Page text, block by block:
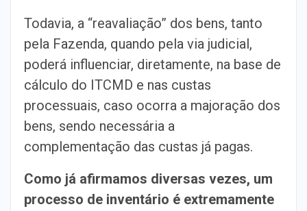
Todavia, a “reavaliação” dos bens, tanto
pela Fazenda, quando pela via judicial,
poderá influenciar, diretamente, na base de
cálculo do ITCMD e nas custas
processuais, caso ocorra a majoração dos
bens, sendo necessária a
complementação das custas já pagas.
Como já afirmamos diversas vezes, um
processo de inventário é extremamente